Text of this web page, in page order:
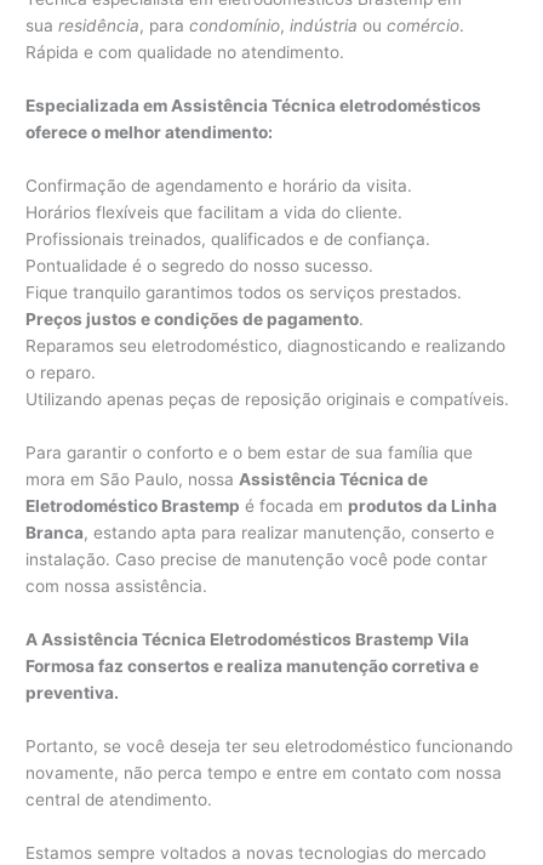
suaresidência, paracondomínio,indústria oucomércio.
Rápida e com qualidade no atendimento.
Especializada em Assistência Técnica eletrodomésticos
oferece o melhor atendimento:
Confirmação de agendamento e horário da visita.
Horários flexíveis que facilitam a vida do cliente.
Profissionais treinados, qualificados e de confiança.
Pontualidade é o segredo do nosso sucesso.
Fique tranquilo garantimos todos os serviços prestados.
Preços justos e condições de pagamento.
Reparamos seu eletrodoméstico, diagnosticando e realizando
o reparo.
Utilizando apenas peças de reposição originais e compatíveis.
Para garantir o conforto e o bem estar de sua família que
mora em São Paulo, nossa Assistência Técnica de
Eletrodoméstico Brastemp é focada em produtos da Linha
Branca, estando apta para realizar manutenção, conserto e
instalação. Caso precise de manutenção você pode contar
com nossa assistência.
A Assistência Técnica Eletrodomésticos Brastemp Vila
Formosa faz consertos e realiza manutenção corretiva e
preventiva.
Portanto, se você deseja ter seu eletrodoméstico funcionando
novamente, não perca tempo e entre em contato com nossa
central de atendimento.
Estamos sempre voltados a novas tecnologias do mercado